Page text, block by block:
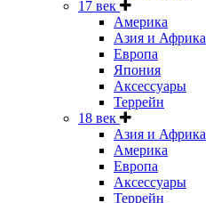
17 век
Америка
Азия и Африка
Европа
Япония
Аксессуары
Террейн
18 век
Азия и Африка
Америка
Европа
Аксессуары
Террейн